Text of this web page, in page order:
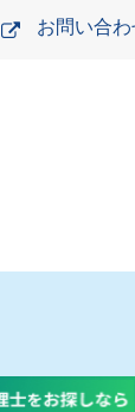
お問い合